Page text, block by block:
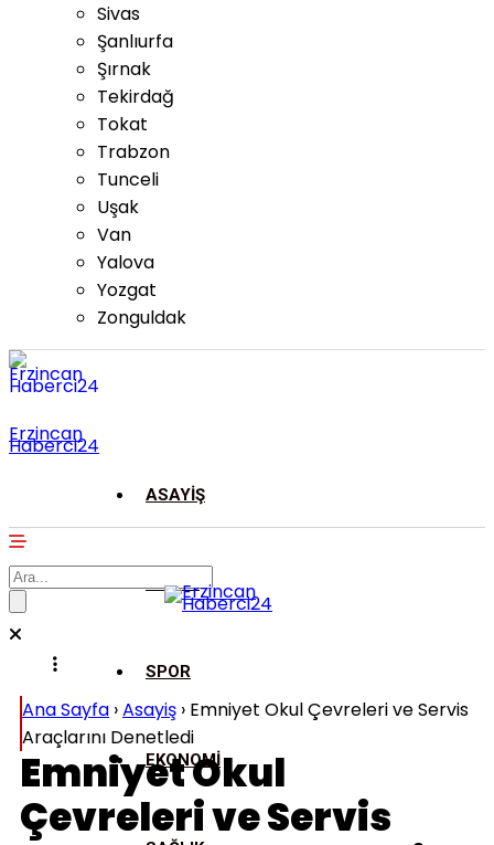
Sivas
Şanlıurfa
Şırnak
Tekirdağ
Tokat
Trabzon
Tunceli
Uşak
Van
Yalova
Yozgat
Zonguldak
Erzincan
Haberci24
ASAYIŞ
GENEL
SPOR
EKONOMI
Ana Sayfa ›Asayiş › Emniyet Okul Çevreleri ve Servis
Araçlarını Denetledi
Emniyet Okul
Çevreleri ve Servis